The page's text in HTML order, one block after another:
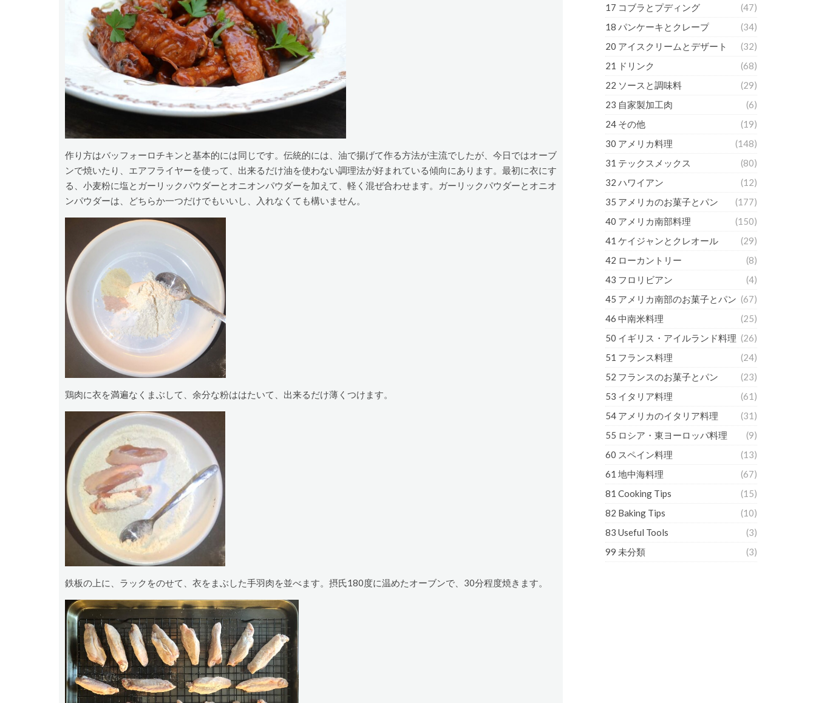
作り方はバッフォーロチキンと基本的には同じです。伝統的には、油で揚げて作る方法が主流でしたが、今日ではオーブ
ンで焼いたり、エアフライヤーを使って、出来るだけ油を使わない調理法が好まれている傾向にあります。最初に衣にす
る、小麦粉に塩とガーリックパウダーとオニオンパウダーを加えて、軽く混ぜ合わせます。ガーリックパウダーとオニオ
ンパウダーは、どちらか一つだけでもいいし、入れなくても構いません。
鶏肉に衣を満遍なくまぶして、余分な粉ははたいて、出来るだけ薄くつけます。
鉄板の上に、ラックをのせて、衣をまぶした手羽肉を並べます。摂氏180度に温めたオーブンで、30分程度焼きます。
17 コブラとプディング
(47)
18 パンケーキとクレープ
(34)
20 アイスクリームとデザート
(32)
21 ドリンク
(68)
22 ソースと調味料
(29)
23 自家製加工肉
(6)
24 その他
(19)
30 アメリカ料理
(148)
31 テックスメックス
(80)
32 ハワイアン
(12)
35 アメリカのお菓子とパン
(177)
40 アメリカ南部料理
(150)
41 ケイジャンとクレオール
(29)
42 ローカントリー
(8)
43 フロリビアン
(4)
45 アメリカ南部のお菓子とパン (67)
46 中南米料理
(25)
50 イギリス・アイルランド料理 (26)
51 フランス料理
(24)
52 フランスのお菓子とパン
(23)
53 イタリア料理
(61)
54 アメリカのイタリア料理
(31)
55 ロシア・東ヨーロッパ料理
(9)
60 スペイン料理
(13)
61 地中海料理
(67)
81 Cooking Tips
(15)
82 Baking Tips
(10)
83 Useful Tools
(3)
99 未分類
(3)